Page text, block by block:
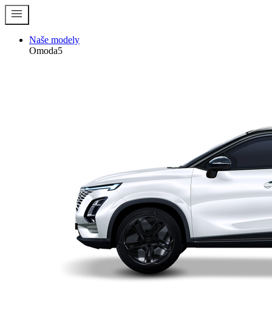
menu
Naše modely
Omoda5